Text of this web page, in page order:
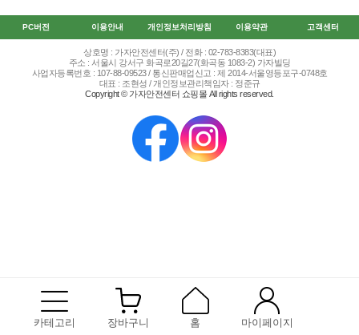
카테고리 장바구니 홈 마이페이지
PC버전 이용안내 개인정보처리방침 이용약관 고객센터
상호명 : 가자안전센터(주) / 전화 : 02-783-8383(대표)
주소 : 서울시 강서구 화곡로20길27(화곡동 1083-2) 가자빌딩
사업자등록번호 : 107-88-09523 / 통신판매업신고 : 제 2014-서울영등포구-0748호
대표 : 조현성 / 개인정보관리책임자 : 정준규
Copyright © 가자안전센터 쇼핑몰 All rights reserved.